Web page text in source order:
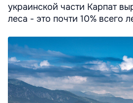
украинской части Карпат
леса - это почти 10% всего